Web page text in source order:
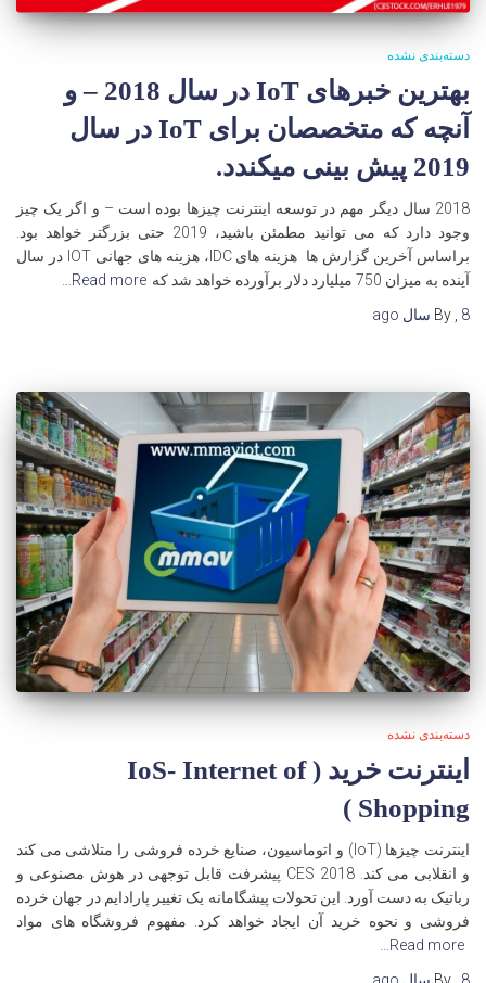
دسته‌بندی نشده
بهترین خبرهای IoT در سال 2018 – و
آنچه که متخصصان برای IoT در سال
2019 پیش بینی میکندد.
2018 سال دیگر مهم در توسعه اینترنت چیزها بوده است – و اگر یک چیز
وجود دارد که می توانید مطمئن باشید، 2019 حتی بزرگتر خواهد بود.
براساس آخرین گزارش ها هزینه های IDC، هزینه های جهانی IOT در سال
آینده به میزان 750 میلیارد دلار برآورده خواهد شد که
Read more…
By
8 سال
دسته‌بندی نشده
اینترنت خرید ( IoS- Internet of
Shopping )
اینترنت چیزها (IoT) و اتوماسیون، صنایع خرده فروشی را متلاشی می کند
و انقلابی می کند. CES 2018 پیشرفت قابل توجهی در هوش مصنوعی و
رباتیک به دست آورد. این تحولات پیشگامانه یک تغییر پارادایم در جهان خرده
فروشی و نحوه خرید آن ایجاد خواهد کرد. مفهوم فروشگاه های مواد
Read more…